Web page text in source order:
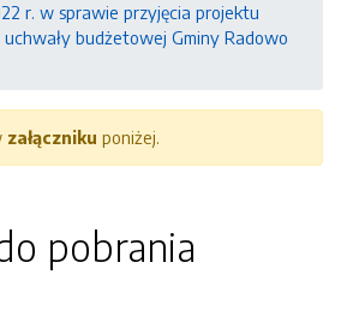
r. w sprawie przyjęcia projektu
budżetowej Gminy Radowo
załączniku poniżej.
pobrania